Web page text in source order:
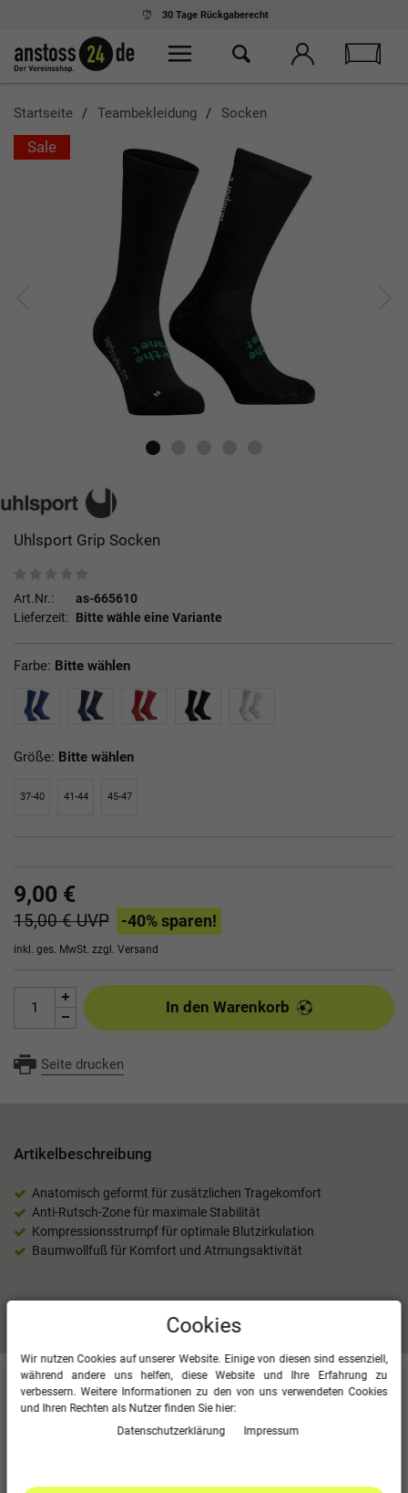
30 Tage Rückgaberecht
Startseite Teambekleidung Socken
Sale
Uhlsport Grip Socken
Art.Nr.:
as-665610
Lieferzeit: Bitte wähle eine Variante
Farbe: Bitte wählen
Größe: Bitte wählen
37-40 41-44 45-47
9,00 €
15,00 €UVP -40% sparen!
inkl. ges. MwSt. zzgl. Versand
In den Warenkorb
Seite drucken
Artikelbeschreibung
Anatomisch geformt für zusätzlichen Tragekomfort
Anti-Rutsch-Zone für maximale Stabilität
Kompressionsstrumpf für optimale Blutzirkulation
Baumwollfuß für Komfort und Atmungsaktivität
Mehr Informationen zum EU Verantwortlichen »
Kundenbewertungen (0)
Für diesen Artikel erfolgte leider noch keine
5
Cookies
Wir nutzen Cookies auf unserer Website. Einige von diesen sind essenziell,
während andere uns helfen, diese Website und Ihre Erfahrung zu
verbessern. Weitere Informationen zu den von uns verwendeten Cookies
und Ihren Rechten als Nutzer finden Sie hier:
Daten­schutz­erklärung
Impressum